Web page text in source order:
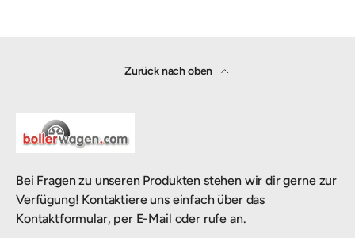
Zurück nach oben
Bei Fragen zu unseren Produkten stehen wir dir gerne zur
Verfügung! Kontaktiere uns einfach über das
Kontaktformular, per E-Mail oder rufe an.